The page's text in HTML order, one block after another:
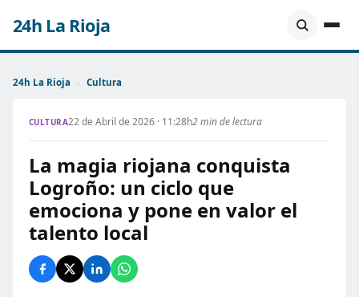
24h La Rioja
24h La Rioja › Cultura
CULTURA22 de Abril de 2026 · 11:28h2 min de lectura
La magia riojana conquista
Logroño: un ciclo que
emociona y pone en valor el
talento local